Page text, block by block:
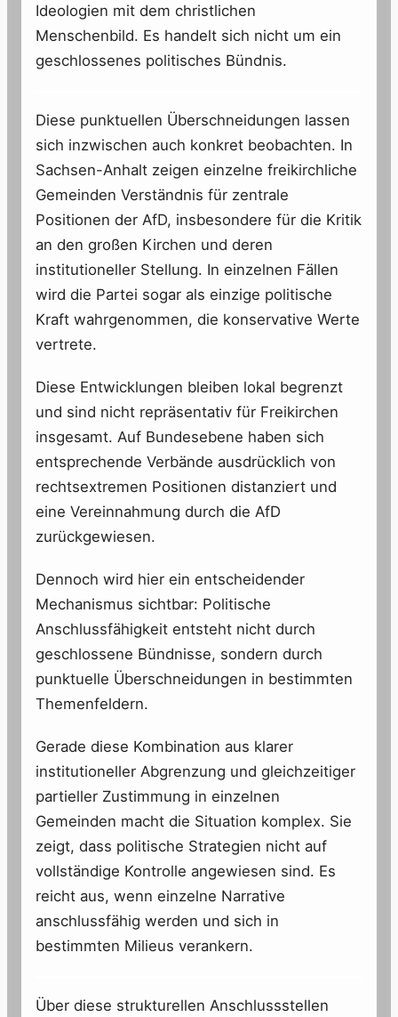
Ideologien mit dem christlichen
Menschenbild. Es handelt sich nicht um ein
geschlossenes politisches Bündnis.
Diese punktuellen Überschneidungen lassen
sich inzwischen auch konkret beobachten. In
Sachsen-Anhalt zeigen einzelne freikirchliche
Gemeinden Verständnis für zentrale
Positionen der AfD, insbesondere für die Kritik
an den großen Kirchen und deren
institutioneller Stellung. In einzelnen Fällen
wird die Partei sogar als einzige politische
Kraft wahrgenommen, die konservative Werte
vertrete.
Diese Entwicklungen bleiben lokal begrenzt
und sind nicht repräsentativ für Freikirchen
insgesamt. Auf Bundesebene haben sich
entsprechende Verbände ausdrücklich von
rechtsextremen Positionen distanziert und
eine Vereinnahmung durch die AfD
zurückgewiesen.
Dennoch wird hier ein entscheidender
Mechanismus sichtbar: Politische
Anschlussfähigkeit entsteht nicht durch
geschlossene Bündnisse, sondern durch
punktuelle Überschneidungen in bestimmten
Themenfeldern.
Gerade diese Kombination aus klarer
institutioneller Abgrenzung und gleichzeitiger
partieller Zustimmung in einzelnen
Gemeinden macht die Situation komplex. Sie
zeigt, dass politische Strategien nicht auf
vollständige Kontrolle angewiesen sind. Es
reicht aus, wenn einzelne Narrative
anschlussfähig werden und sich in
bestimmten Milieus verankern.
Über diese strukturellen Anschlussstellen